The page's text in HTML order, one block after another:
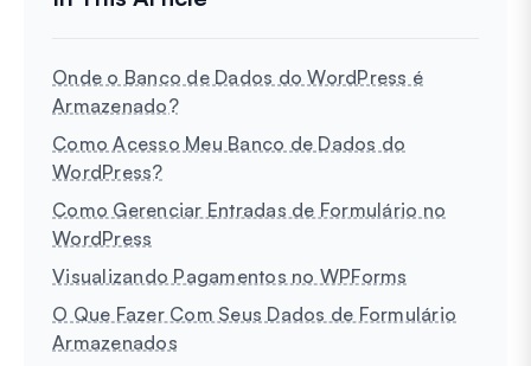
Onde o Banco de Dados do WordPress é
Armazenado?
Como Acesso Meu Banco de Dados do
WordPress?
Como Gerenciar Entradas de Formulário no
WordPress
Visualizando Pagamentos no WPForms
O Que Fazer Com Seus Dados de Formulário
Armazenados